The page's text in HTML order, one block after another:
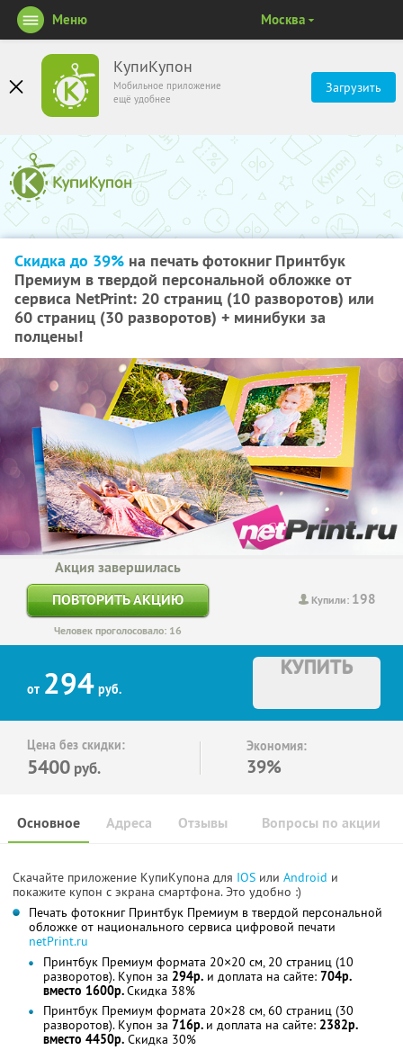
КупиКупон
Мобильное приложение
ещё удобнее
Загрузить
Меню Москва
Скидка до 39% на печать фотокниг Принтбук
Премиум в твердой персональной обложке от
сервиса NetPrint: 20 страниц (10 разворотов) или
60 страниц (30 разворотов) + минибуки за
полцены!
Купили: 198
Акция завершилась
ПОВТОРИТЬ АКЦИЮ
Человек проголосовало: 16
от 294 руб.
КУПИТЬ
Цена без скидки:
5400 руб.
Экономия:
39%
Основное Отзывы Вопросы по акции
Адреса
Скачайте приложение КупиКупона для IOS или Android и
покажите купон с экрана смартфона. Это удобно :)
Печать фотокниг Принтбук Премиум в твердой персональной
обложке от национального сервиса цифровой печати
netPrint.ru
Принтбук Премиум формата 20×20 см, 20 страниц (10
разворотов). Купон за 294р. и доплата на сайте: 704р.
вместо 1600р.Скидка 38%
Принтбук Премиум формата 20×28 см, 60 страниц (30
разворотов). Купон за 716р. и доплата на сайте: 2382р.
вместо 4450р. Скидка 30%